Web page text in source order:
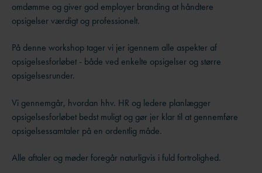
omdømme og giver god employer branding at håndtere
opsigelser værdigt og professionelt.
På denne workshop tager vi jer igennem alle aspekter af
opsigelsesforløbet - både ved enkelte opsigelser og større
opsigelsesrunder.
Vi gennemgår, hvordan hhv. HR og ledere planlægger
opsigelsesforløbet bedst muligt og gør jer klar til at gennemføre
opsigelsessamtaler på en ordentlig måde.
Alle aftaler og møder foregår naturligvis i fuld fortrolighed.